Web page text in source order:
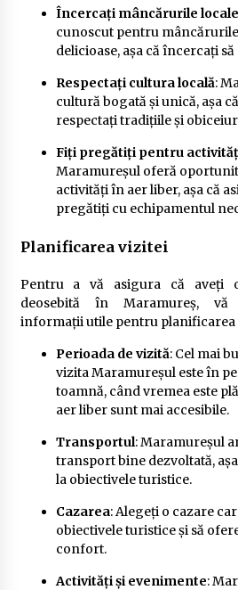
Încercați mâncărurile locale
cunoscut pentru
delicioase, așa că încercați
Respectați cultura locală:
cultură bogată și unică, așa
respectați tradițiile și
Fiți pregătiți pentru
Maramureșul oferă
activități în aer liber, așa că
pregătiți cu echipamentul
Planificarea vizitei
Pentru a vă asigura că aveți
deosebită în Maramureș, vă
informații utile pentru planificarea
Perioada de vizită: Cel mai
vizita Maramureșul este în
toamnă, când vremea este
aer liber sunt mai accesibile.
Transportul: Maramureșul
transport bine dezvoltată,
la obiectivele turistice.
Cazarea: Alegeți o cazare
obiectivele turistice și să
confort.
Activități și evenimente: